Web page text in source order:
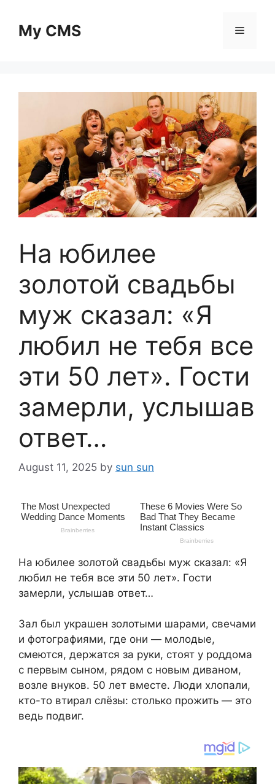
contentMy CMS Menu
На юбилее
золотой свадьбы
муж сказал: «Я
любил не тебя все
эти 50 лет». Гости
замерли, услышав
ответ…
August 11, 2025 by sun sun
На юбилее золотой свадьбы муж сказал: «Я
любил не тебя все эти 50 лет». Гости
замерли, услышав ответ…
Зал был украшен золотыми шарами, свечами
и фотографиями, где они — молодые,
смеются, держатся за руки, стоят у роддома
с первым сыном, рядом с новым диваном,
возле внуков. 50 лет вместе. Люди хлопали,
кто-то втирал слёзы: столько прожить — это
ведь подвиг.